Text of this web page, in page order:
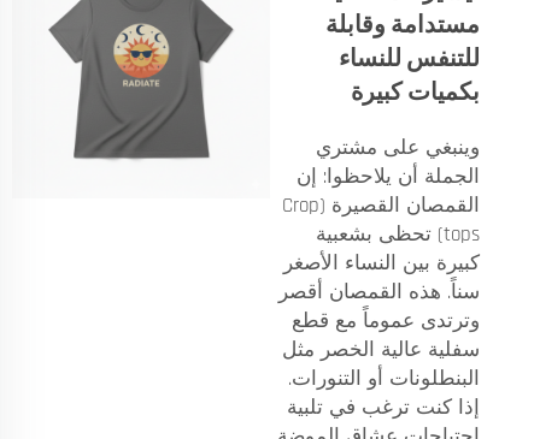
مستدامة وقابلة
للتنفس للنساء
بكميات كبيرة
وينبغي على مشتري
الجملة أن يلاحظوا: إن
القمصان القصيرة (Crop
tops) تحظى بشعبية
كبيرة بين النساء الأصغر
سناً. هذه القمصان أقصر
وترتدى عموماً مع قطع
سفلية عالية الخصر مثل
البنطلونات أو التنورات.
إذا كنت ترغب في تلبية